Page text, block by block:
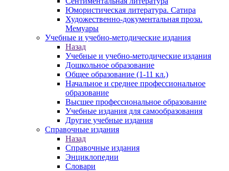
Юмористическая литература. Сатира
Художественно-документальная проза.
Мемуары
Учебные и учебно-методические издания
Назад
Учебные и учебно-методические издания
Дошкольное образование
Общее образование (1-11 кл.)
Начальное и среднее профессиональное
образование
Высшее профессиональное образование
Учебные издания для самообразования
Другие учебные издания
Справочные издания
Назад
Справочные издания
Энциклопедии
Словари